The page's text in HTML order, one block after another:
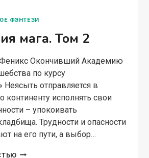
ФЭНТЕЗИ
мага. Том 2
Феникс Окончивший Академию
по курсу
Неясыть отправляется в
континенту исполнять свои
– упокоивать
Трудности и опасности
на его пути, а выбор…
СТРАНСТВИЯ